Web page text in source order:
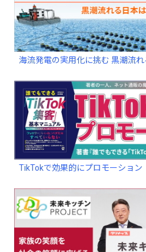
海流発電の実用化に挑む 黒潮流
TikTokで効果的にプロモーション